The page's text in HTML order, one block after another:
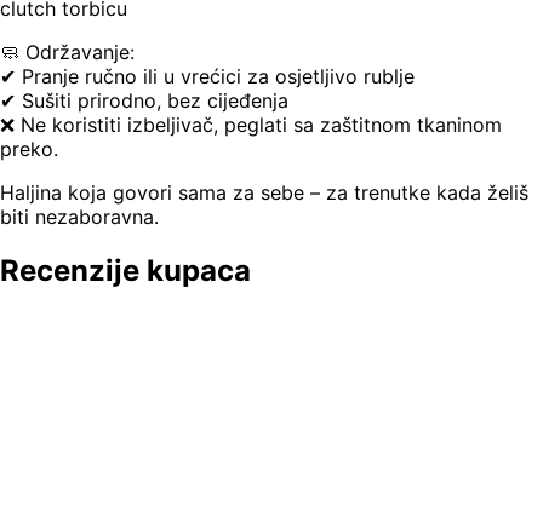
clutch torbicu
🧼 Održavanje:
✔ Pranje ručno ili u vrećici za osjetljivo rublje
✔ Sušiti prirodno, bez cijeđenja
❌ Ne koristiti izbeljivač, peglati sa zaštitnom tkaninom
preko.
Haljina koja govori sama za sebe – za trenutke kada želiš
biti nezaboravna.
Recenzije kupaca